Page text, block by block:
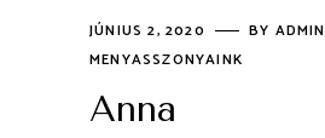
JÚNIUS 2, 2020 BY ADMIN
MENYASSZONYAINK
Anna